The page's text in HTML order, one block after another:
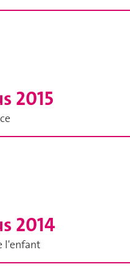
2015
2014
l'enfant